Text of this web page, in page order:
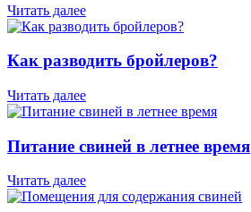
Читать далее
Как разводить бройлеров?
Читать далее
Питание свиней в летнее время
Читать далее